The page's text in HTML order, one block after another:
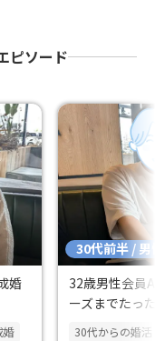
ピソード
婚
婚
30代前半 / 男
32歳男性会員
ーズまでたっ
30代からの婚活